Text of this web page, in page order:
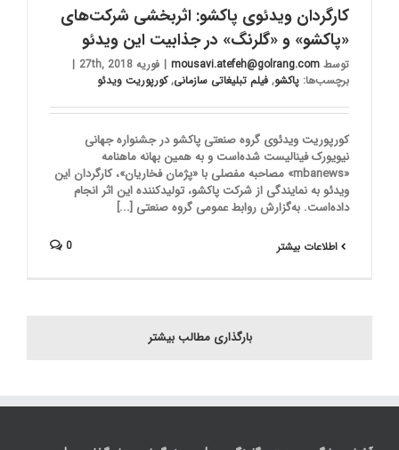
کارگردان ویدئوی پاکشو: اثربخشی شرکت‌های
«پاکشو» و «گلرنگ» در جذابیت این ویدئو
توسط mousavi.atefeh@golrang.com
| فوریه 27th, 2018
|
برچسب‌ها: پاکشو, فیلم تبلیغاتی سازمانی,کورپوریت ویدئو
کورپوریت ویدئوی گروه صنعتی پاکشو در جشنواره جهانی
نیویورک فینالیست شده‌است و به همین بهانه ماهنامه
«mbanews» مصاحبه مفصلی با «پژمان فخاریان»، کارگردان این
ویدئو به نمایندگی از شرکت پاکشو، تولید‌کننده این اثر انجام
داده‌است. به‌گزارش روابط عمومی گروه صنعتی [...]
اطلاعات بیشتر 0
بارگذاری مطالب بیشتر